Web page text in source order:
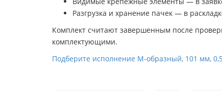
Разгрузка и хранение пачек — в
Комплект считают завершенным после
комплектующими.
Подберите исполнение М-образный, 101 мм,